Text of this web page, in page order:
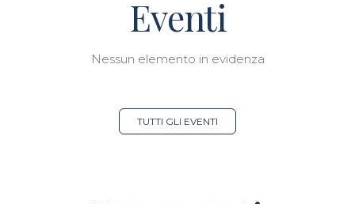
Eventi
Nessun elemento in evidenza
TUTTI GLI EVENTI